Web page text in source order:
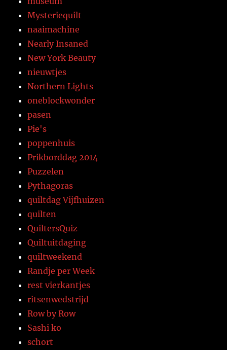
Mysteriequilt
naaimachine
Nearly Insaned
New York Beauty
nieuwtjes
Northern Lights
oneblockwonder
pasen
Pie's
poppenhuis
Prikborddag 2014
Puzzelen
Pythagoras
quiltdag Vijfhuizen
quilten
QuiltersQuiz
Quiltuitdaging
quiltweekend
Randje per Week
rest vierkantjes
ritsenwedstrijd
Row by Row
Sashi ko
schort